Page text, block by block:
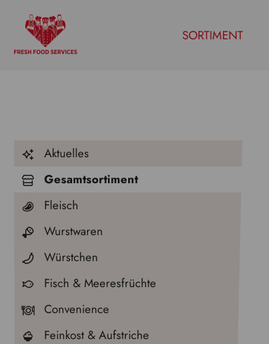
SORTIMENT
Aktuelles
Gesamtsortiment
Fleisch
Wurstwaren
Würstchen
Fisch & Meeresfrüchte
Convenience
Feinkost & Aufstriche